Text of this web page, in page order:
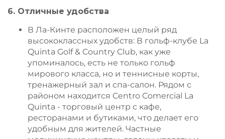
6. Отличные удобства
В Ла-Кинте расположен целый ряд
высококлассных удобств: В гольф-клубе La
Quinta Golf & Country Club, как уже
упоминалось, есть не только гольф
мирового класса, но и теннисные корты,
тренажерный зал и спа-салон. Рядом с
районом находится Centro Comercial La
Quinta - торговый центр с кафе,
ресторанами и бутиками, что делает его
удобным для жителей. Частные